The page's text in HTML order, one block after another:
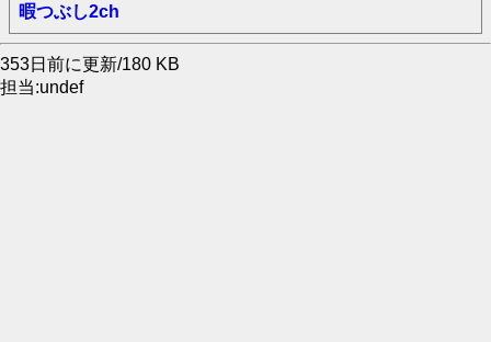
暇つぶし2ch
353日前に更新/180 KB
担当:undef